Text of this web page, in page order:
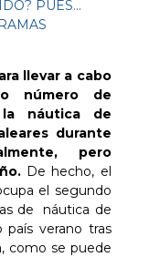
PUES...
llevar a cabo
número de
la náutica de
durante
pero
De hecho, el
el segundo
de náutica de
verano tras
como se puede